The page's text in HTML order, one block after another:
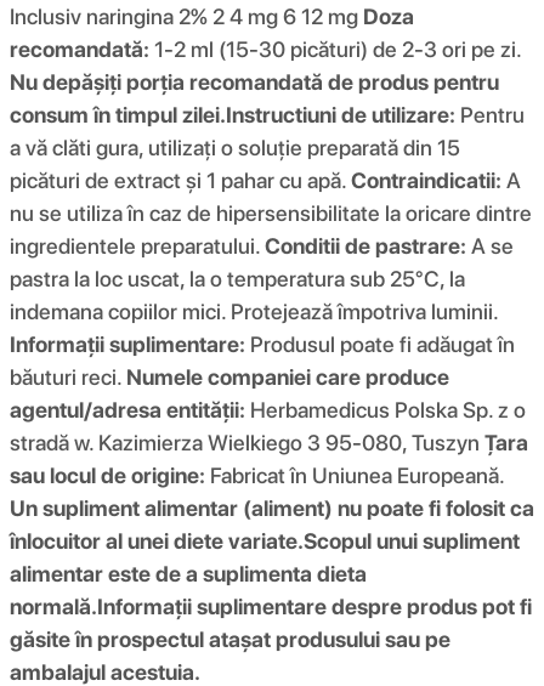
Inclusiv naringina 2% 2 4 mg 6 12 mg Doza
recomandată: 1-2 ml (15-30 picături) de 2-3 ori pe zi.
Nu depășiți porția recomandată de produs pentru
consum în timpul zilei.Instructiuni de utilizare: Pentru
a vă clăti gura, utilizați o soluție preparată din 15
picături de extract și 1 pahar cu apă.Contraindicatii: A
nu se utiliza în caz de hipersensibilitate la oricare dintre
ingredientele preparatului.Conditii de pastrare: A se
pastra la loc uscat, la o temperatura sub 25°C, la
indemana copiilor mici. Protejează împotriva luminii.
Informații suplimentare: Produsul poate fi adăugat în
băuturi reci. Numele companiei care produce
agentul/adresa entității: Herbamedicus Polska Sp. z o
stradă w. Kazimierza Wielkiego 3 95-080, Tuszyn Țara
sau locul de origine: Fabricat în Uniunea Europeană.
Un supliment alimentar (aliment) nu poate fi folosit ca
înlocuitor al unei diete variate.Scopul unui supliment
alimentar este de a suplimenta dieta
normală.Informații suplimentare despre produs pot fi
găsite în prospectul atașat produsului sau pe
ambalajul acestuia.